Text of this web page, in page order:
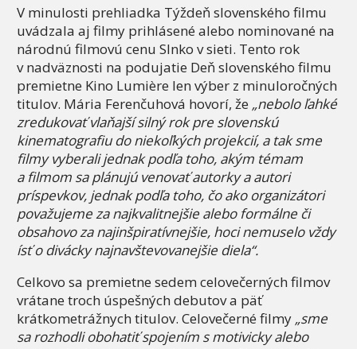
V minulosti prehliadka Týždeň slovenského filmu
uvádzala aj filmy prihlásené alebo nominované na
národnú filmovú cenu Slnko v sieti. Tento rok
v nadväznosti na podujatie Deň slovenského filmu
premietne Kino Lumière len výber z minuloročných
titulov. Mária Ferenčuhová hovorí, že „nebolo ľahké
zredukovať vlaňajší silný rok pre slovenskú
kinematografiu do niekoľkých projekcií, a tak sme
filmy vyberali jednak podľa toho, akým témam
a filmom sa plánujú venovať autorky a autori
príspevkov, jednak podľa toho, čo ako organizátori
považujeme za najkvalitnejšie alebo formálne či
obsahovo za najinšpiratívnejšie, hoci nemuselo vždy
ísť o divácky najnavštevovanejšie diela“.
Celkovo sa premietne sedem celovečerných filmov
vrátane troch úspešných debutov a päť
krátkometrážnych titulov. Celovečerné filmy „sme
sa rozhodli obohatiť spojením s motivicky alebo